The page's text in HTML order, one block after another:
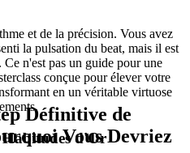
et de la précision. Vous avez
la pulsation du beat, mais il est
Ce n'est pas un guide pour une
conçue pour élever votre
en un véritable virtuose
Habitudes d'Or
Définitive de
Vous Devriez